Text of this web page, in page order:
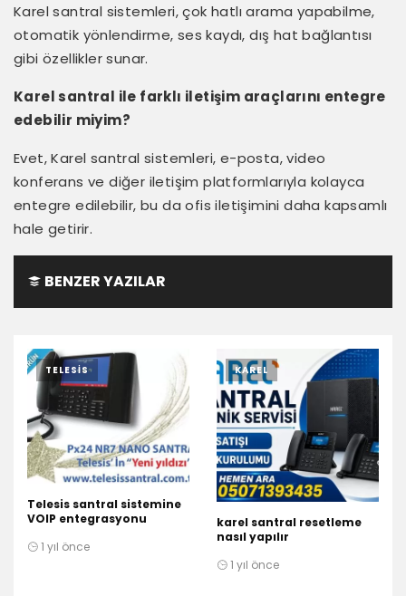
Karel santral sistemleri, çok hatlı arama yapabilme,
otomatik yönlendirme, ses kaydı, dış hat bağlantısı
gibi özellikler sunar.
Karel santral ile farklı iletişim araçlarını entegre
edebilir miyim?
Evet, Karel santral sistemleri, e-posta, video
konferans ve diğer iletişim platformlarıyla kolayca
entegre edilebilir, bu da ofis iletişimini daha kapsamlı
hale getirir.
BENZER YAZILAR
TELESIS
Telesis santral sistemine
VOIP entegrasyonu
1 yıl önce
KAREL
karel santral resetleme
nasıl yapılır
1 yıl önce